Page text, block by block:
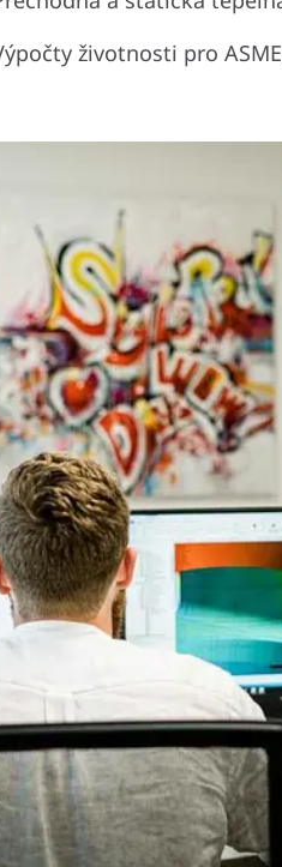
životnosti pro